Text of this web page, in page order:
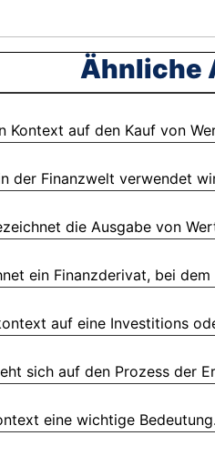
Ähnliche
auf den Kauf von
der Finanzwelt verwendet
die Ausgabe von
ein Finanzderivat, bei
auf eine Investitions
sich auf den Prozess der
eine wichtige